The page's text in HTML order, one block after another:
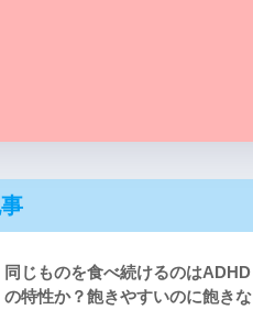
同じものを食べ続けるのはADHD
の特性か？飽きやすいのに飽きな